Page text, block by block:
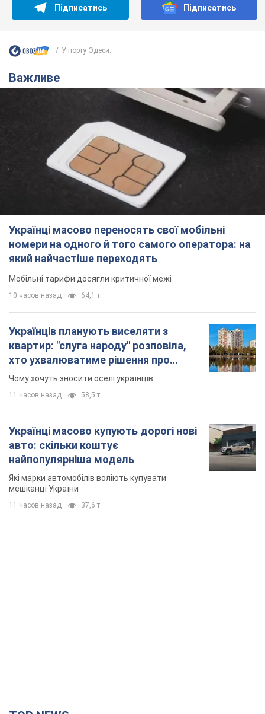
Підписатись Підписатись
У порту Одеси...
Важливе
Українці масово переносять свої мобільні
номери на одного й того самого оператора: на
який найчастіше переходять
Мобільні тарифи досягли критичної межі
10 часов назад 64,1 т.
Українців планують виселяти з
квартир: "слуга народу" розповіла,
хто ухвалюватиме рішення про
знесення будинків
Чому хочуть зносити оселі українців
11 часов назад 58,5 т.
Українці масово купують дорогі нові
авто: скільки коштує
найпопулярніша модель
Які марки автомобілів воліють купувати
мешканці України
11 часов назад 37,6 т.